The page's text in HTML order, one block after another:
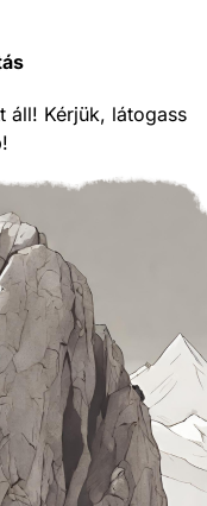
áll! Kérjük, látogass